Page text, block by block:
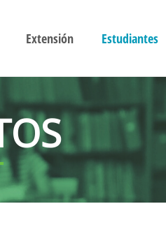
Extensión Estudiantes